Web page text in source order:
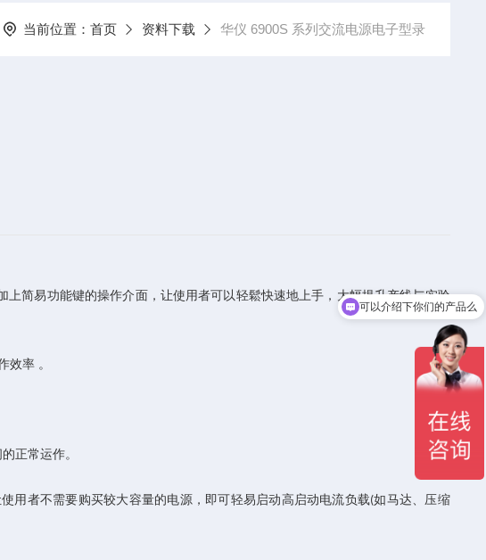
当前位置： 首页 资料下载 华仪 6900S 系列交流电源电子型录
简易功能键的操作介面，让使用者可以轻鬆快速地上手，大幅提升产线与实验
效率 。
正常运作。
用者不需要购买较大容量的电源，即可轻易启动高启动电流负载(如马达、压缩
可以介绍下你们的产品么
你们是怎么收费的呢